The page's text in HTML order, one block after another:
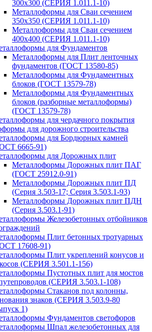
300х300 (СЕРИЯ 1.011.1-10)
Металлоформы для Сваи сечением
350х350 (СЕРИЯ 1.011.1-10)
Металлоформы для Сваи сечением
400х400 (СЕРИЯ 1.011.1-10)
для Фундаментов
Металлоформы для Плит ленточных
фундаментов (ГОСТ 13580-85)
Металлоформы для Фундаментных
блоков (ГОСТ 13579-78)
Металлоформы для Фундаментных
блоков (разборные металлоформы)
(ГОСТ 13579-78)
для чердачного покрытия
для дорожного строительства
для Бордюрных камней
6665-91)
для Дорожных плит
Металлоформы Дорожных плит ПАГ
(ГОСТ 25912.0-91)
Металлоформы Дорожных плит ПД
(Серия 3.503-17; Серия 3.503.1-93)
Металлоформы Дорожных плит ПДН
(Серия 3.503.1-91)
Железобетонных отбойников
Плит бетонных тротуарных
17608-91)
Плит укреплений конусов и
(СЕРИЯ 3.501.1-156)
Пустотных плит для мостов
(СЕРИЯ 3.503.1-108)
Стаканов под колонны,
знаков (СЕРИЯ 3.503.9-80
1)
Фундаментов светофоров
Шпал железобетонных для